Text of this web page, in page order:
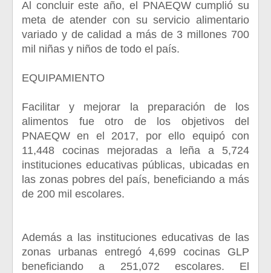
Al concluir este año, el PNAEQW cumplió su
meta de atender con su servicio alimentario
variado y de calidad a más de 3 millones 700
mil niñas y niños de todo el país.
EQUIPAMIENTO
Facilitar y mejorar la preparación de los
alimentos fue otro de los objetivos del
PNAEQW en el 2017, por ello equipó con
11,448 cocinas mejoradas a leña a 5,724
instituciones educativas públicas, ubicadas en
las zonas pobres del país, beneficiando a más
de 200 mil escolares.
Además a las instituciones educativas de las
zonas urbanas entregó 4,699 cocinas GLP
beneficiando a 251,072 escolares. El